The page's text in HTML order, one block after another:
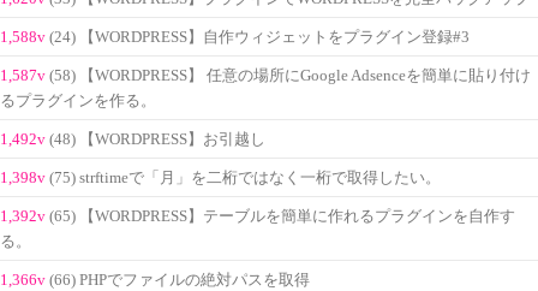
1,588v (24) 【WORDPRESS】自作ウィジェットをプラグイン登録#3
1,587v (58) 【WORDPRESS】 任意の場所にGoogle Adsenceを簡単に貼り付け
るプラグインを作る。
1,492v (48) 【WORDPRESS】お引越し
1,398v (75) strftimeで「月」を二桁ではなく一桁で取得したい。
1,392v (65) 【WORDPRESS】テーブルを簡単に作れるプラグインを自作す
る。
1,366v (66) PHPでファイルの絶対パスを取得